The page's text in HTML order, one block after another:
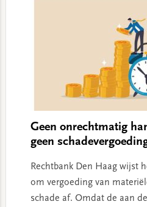
Geen onrechtmatig
geen
Rechtbank Den Haag wijst
om vergoeding van
schade af. Omdat de aan